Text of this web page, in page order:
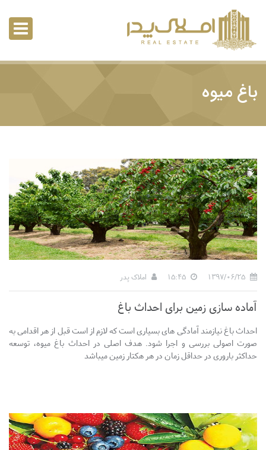
باغ میوه
املاک پدر
آماده سازی زمین برای احداث باغ
احداث باغ نیازمند آمادگی های بسیاری است که لازم از است قبل از هر اقدامی به
صورت اصولی بررسی و اجرا شود. هدف اصلی در احداث باغ میوه، توسعه
حداکثر باروری در حداقل زمان در هر هکتار زمین میباشد